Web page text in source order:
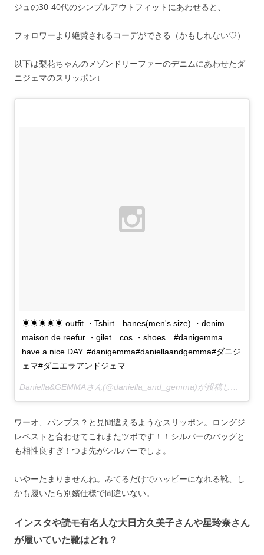
ジュの30-40代のシンプルアウトフィットにあわせると、
フォロワーより絶賛されるコーデができる（かもしれない♡）
以下は梨花ちゃんのメゾンドリーファーのデニムにあわせたダ
ニジェマのスリッポン↓
☀︎☀︎☀︎☀︎☀︎ outfit ・Tshirt…hanes(men's size) ・denim…
maison de reefur ・gilet…cos ・shoes…#danigemma
have a nice DAY. #danigemma#daniellaandgemma#ダニジ
ェマ#ダニエラアンドジェマ
Daniella&GEMMAさん(@daniella_and_gemma)が投稿した写真 –
ワーオ、パンプス？と見間違えるようなスリッポン。ロングジ
レベストと合わせてこれまたツボです！！シルバーのバッグと
も相性良すぎ！つま先がシルバーでしょ。
いやーたまりませんね。みてるだけでハッピーになれる靴、し
かも履いたら別嬪仕様で間違いない。
インスタや読モ有名人な大日方久美子さんや星玲奈さん
が履いていた靴はどれ？